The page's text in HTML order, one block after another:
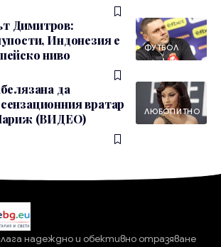
ФУТБОЛ
Димитров:
Индонезия е
ниво
ЛЮБОПИТНО
да
вратар
(ВИДЕО)
надеждно и обективно отразяване